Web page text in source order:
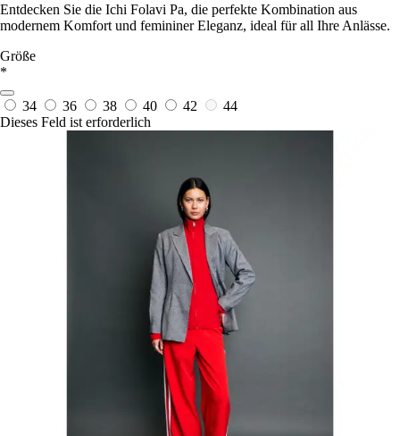
Entdecken Sie die Ichi Folavi Pa, die perfekte Kombination aus
modernem Komfort und femininer Eleganz, ideal für all Ihre Anlässe.
Größe
*
34 36 38 40 42
44
Dieses Feld ist erforderlich